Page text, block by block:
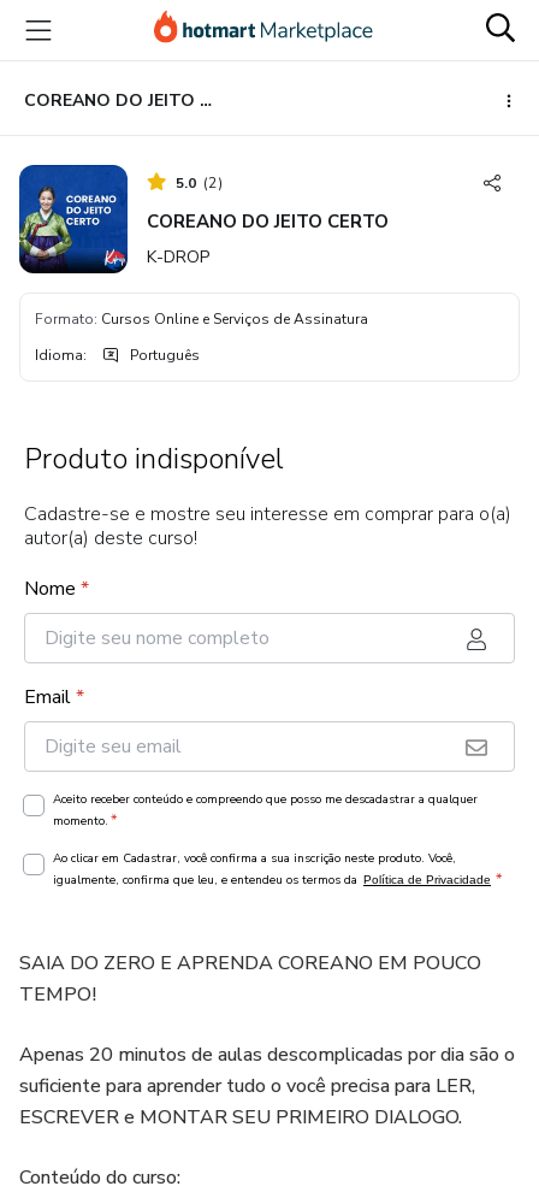
para
conteúdo
principal
para
pagamento
para
rodapé
COREANO DO JEITO CERTO
5.0 (2)
COREANO DO JEITO CERTO
K-DROP
Formato: Cursos Online e Serviços de Assinatura
Idioma: Português
Produto indisponível
Cadastre-se e mostre seu interesse em comprar para o(a)
autor(a) deste curso!
Nome *
Email*
Aceito receber conteúdo e compreendo que posso me descadastrar a qualquer
momento. *
Ao clicar em Cadastrar, você confirma a sua inscrição neste produto. Você,
igualmente, confirma que leu, e entendeu os termos da Política de Privacidade *
SAIA DO ZERO E APRENDA COREANO EM POUCO
TEMPO!
Apenas 20 minutos de aulas descomplicadas por dia são o
suficiente para aprender tudo o você precisa para LER,
ESCREVER e MONTAR SEU PRIMEIRO DIALOGO.
Conteúdo do curso: